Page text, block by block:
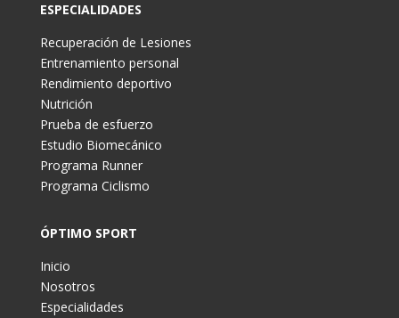
ESPECIALIDADES
Recuperación de Lesiones
Entrenamiento personal
Rendimiento deportivo
Nutrición
Prueba de esfuerzo
Estudio Biomecánico
Programa Runner
Programa Ciclismo
ÓPTIMO SPORT
Inicio
Nosotros
Especialidades